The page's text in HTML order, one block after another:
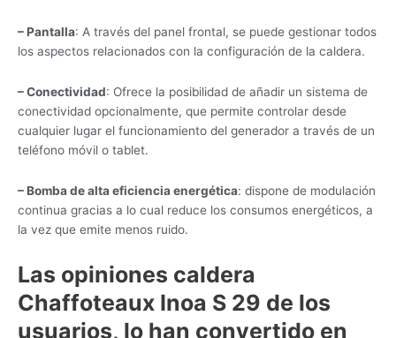
– Pantalla: A través del panel frontal, se puede gestionar todos
los aspectos relacionados con la configuración de la caldera.
– Conectividad: Ofrece la posibilidad de añadir un sistema de
conectividad opcionalmente, que permite controlar desde
cualquier lugar el funcionamiento del generador a través de un
teléfono móvil o tablet.
– Bomba de alta eficiencia energética: dispone de modulación
continua gracias a lo cual reduce los consumos energéticos, a
la vez que emite menos ruido.
Las opiniones caldera
Chaffoteaux Inoa S 29 de los
usuarios, lo han convertido en